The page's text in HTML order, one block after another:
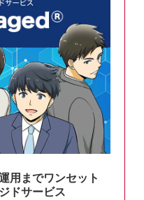
用までワンセット
ドサービス